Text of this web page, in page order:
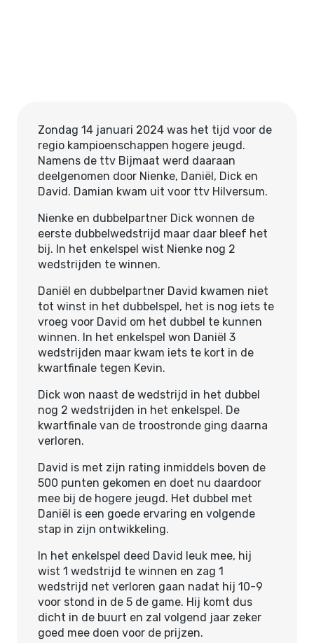
Zondag 14 januari 2024 was het tijd voor de
regio kampioenschappen hogere jeugd.
Namens de ttv Bijmaat werd daaraan
deelgenomen door Nienke, Daniël, Dick en
David. Damian kwam uit voor ttv Hilversum.
Nienke en dubbelpartner Dick wonnen de
eerste dubbelwedstrijd maar daar bleef het
bij. In het enkelspel wist Nienke nog 2
wedstrijden te winnen.
Daniël en dubbelpartner David kwamen niet
tot winst in het dubbelspel, het is nog iets te
vroeg voor David om het dubbel te kunnen
winnen. In het enkelspel won Daniël 3
wedstrijden maar kwam iets te kort in de
kwartfinale tegen Kevin.
Dick won naast de wedstrijd in het dubbel
nog 2 wedstrijden in het enkelspel. De
kwartfinale van de troostronde ging daarna
verloren.
David is met zijn rating inmiddels boven de
500 punten gekomen en doet nu daardoor
mee bij de hogere jeugd. Het dubbel met
Daniël is een goede ervaring en volgende
stap in zijn ontwikkeling.
In het enkelspel deed David leuk mee, hij
wist 1 wedstrijd te winnen en zag 1
wedstrijd net verloren gaan nadat hij 10-9
voor stond in de 5 de game. Hij komt dus
dicht in de buurt en zal volgend jaar zeker
goed mee doen voor de prijzen.